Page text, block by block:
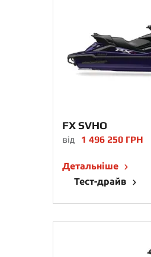
FX SVHO
від 1 496 250 ГРН
Детальніше
Тест-драйв